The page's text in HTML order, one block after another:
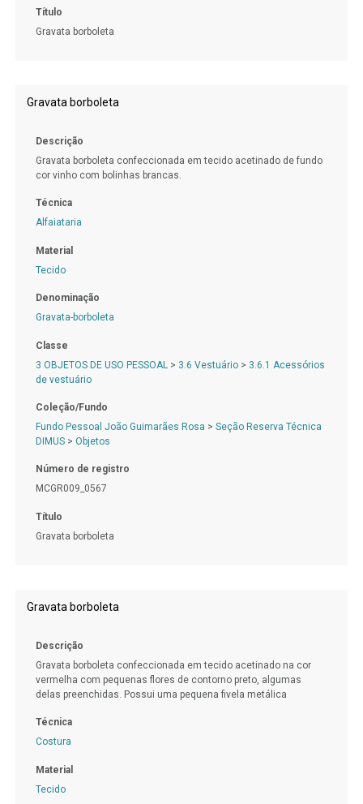
Título
Gravata borboleta
Gravata borboleta
Descrição
Gravata borboleta confeccionada em tecido acetinado de fundo
cor vinho com bolinhas brancas.
Técnica
Alfaiataria
Material
Tecido
Denominação
Gravata-borboleta
Classe
3 OBJETOS DE USO PESSOAL > 3.6 Vestuário> 3.6.1 Acessórios
de vestuário
Coleção/Fundo
Fundo Pessoal João Guimarães Rosa > Seção Reserva Técnica
DIMUS> Objetos
Número de registro
MCGR009_0567
Título
Gravata borboleta
Gravata borboleta
Descrição
Gravata borboleta confeccionada em tecido acetinado na cor
vermelha com pequenas flores de contorno preto, algumas
delas preenchidas. Possui uma pequena fivela metálica
Técnica
Costura
Material
Tecido